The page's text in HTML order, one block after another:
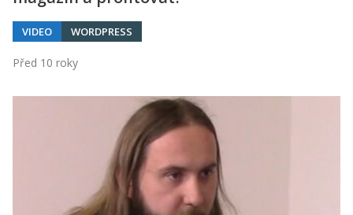
VIDEO WORDPRESS
Před 10 roky